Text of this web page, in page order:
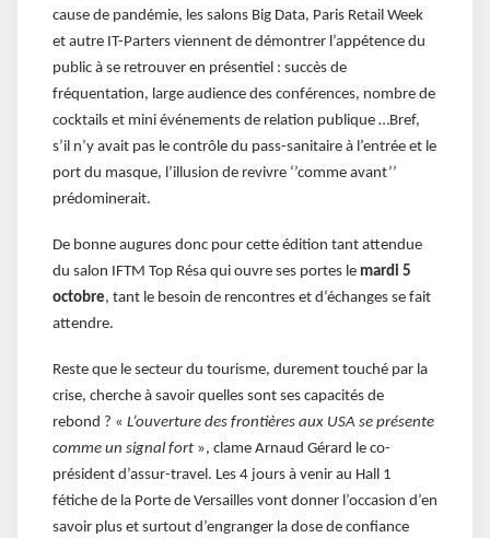
cause de pandémie, les salons Big Data, Paris Retail Week
et autre IT-Parters viennent de démontrer l’appétence du
public à se retrouver en présentiel : succès de
fréquentation, large audience des conférences, nombre de
cocktails et mini événements de relation publique …Bref,
s’il n’y avait pas le contrôle du pass-sanitaire à l’entrée et le
port du masque, l’illusion de revivre ‘’comme avant’’
prédominerait.
De bonne augures donc pour cette édition tant attendue
du salon IFTM Top Résa qui ouvre ses portes le mardi 5
octobre, tant le besoin de rencontres et d’échanges se fait
attendre.
Reste que le secteur du tourisme, durement touché par la
crise, cherche à savoir quelles sont ses capacités de
rebond ? « L’ouverture des frontières aux USA se présente
comme un signal fort », clame Arnaud Gérard le co-
président d’assur-travel. Les 4 jours à venir au Hall 1
fétiche de la Porte de Versailles vont donner l’occasion d’en
savoir plus et surtout d’engranger la dose de confiance